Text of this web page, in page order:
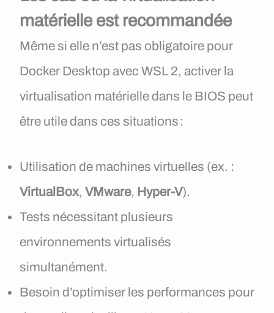
matérielle est recommandée
Même si elle n’est pas obligatoire pour
Docker Desktop avec WSL 2, activer la
virtualisation matérielle dans le BIOS peut
être utile dans ces situations :
Utilisation de machines virtuelles (ex. :
VirtualBox, VMware, Hyper-V).
Tests nécessitant plusieurs
environnements virtualisés
simultanément.
Besoin d’optimiser les performances pour